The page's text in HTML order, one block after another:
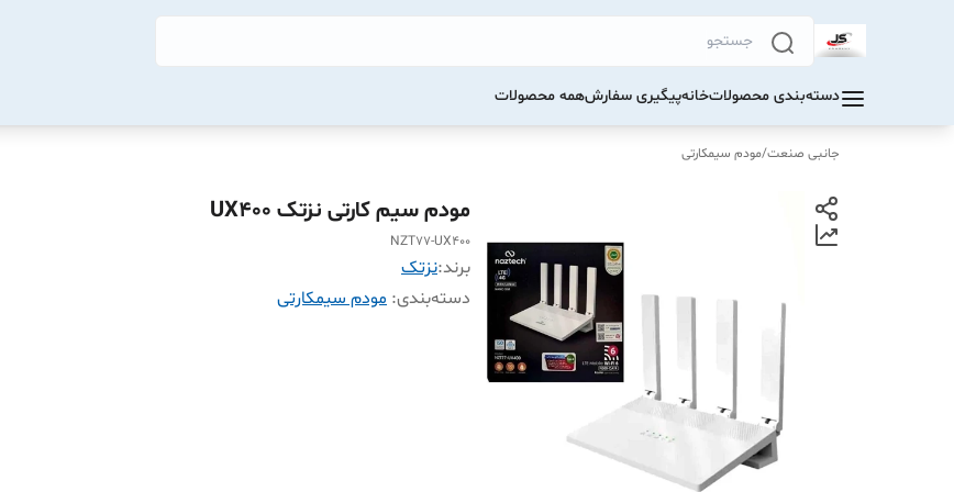
دسته‌بندی محصولاتخانهپیگیری سفارشهمه محصولات
جانبی صنعت/مودم سیمکارتی
مودم سیم کارتی نزتک UX400
NZT77-UX400
برند:نزتک
دسته‌بندی: مودم سیمکارتی